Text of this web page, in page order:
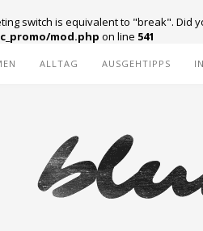
switch is equivalent to "break". Did
mod.php on line 541
ALLTAG AUSGEHTIPPS